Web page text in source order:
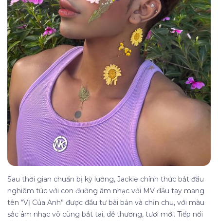
Sau thời gian chuẩn bị kỹ lưỡng, Jackie chính thức bắt đầu
nghiêm túc với con đường âm nhạc với MV đầu tay mang
tên “Vị Của Anh” được đầu tư bài bản và chỉn chu, với màu
sắc âm nhạc vô cùng bắt tai, dễ thương, tươi mới. Tiếp nối